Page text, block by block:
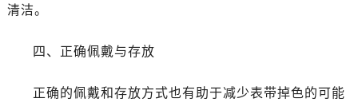
清洁。
四、正确佩戴与存放
正确的佩戴和存放方式也有助于减少表带掉色的可能